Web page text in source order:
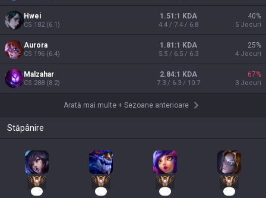
Hwei
CS 182(6.1)
1.51:1 KDA
4.4 / 7.4 / 6.8
40%
5 Jocuri
Aurora
CS 196 (6.4)
1.81:1 KDA
5.5 / 6.5 / 6.3
25%
4 Jocuri
Malzahar
CS 288 (8.2)
2.84:1 KDA
7.3 / 6.3 / 10.7
67%
3 Jocuri
Arată mai multe+ Sezoane anterioare
Stăpânire